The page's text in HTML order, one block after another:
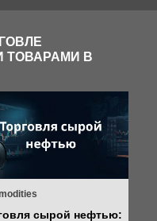
ТОВАРАМИ В
сырой нефтью: